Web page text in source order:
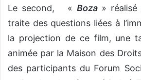
Le second, « Boza» réalisé
traite des questions liées à
la projection de ce film, une
animée par la Maison des
des participants du Forum